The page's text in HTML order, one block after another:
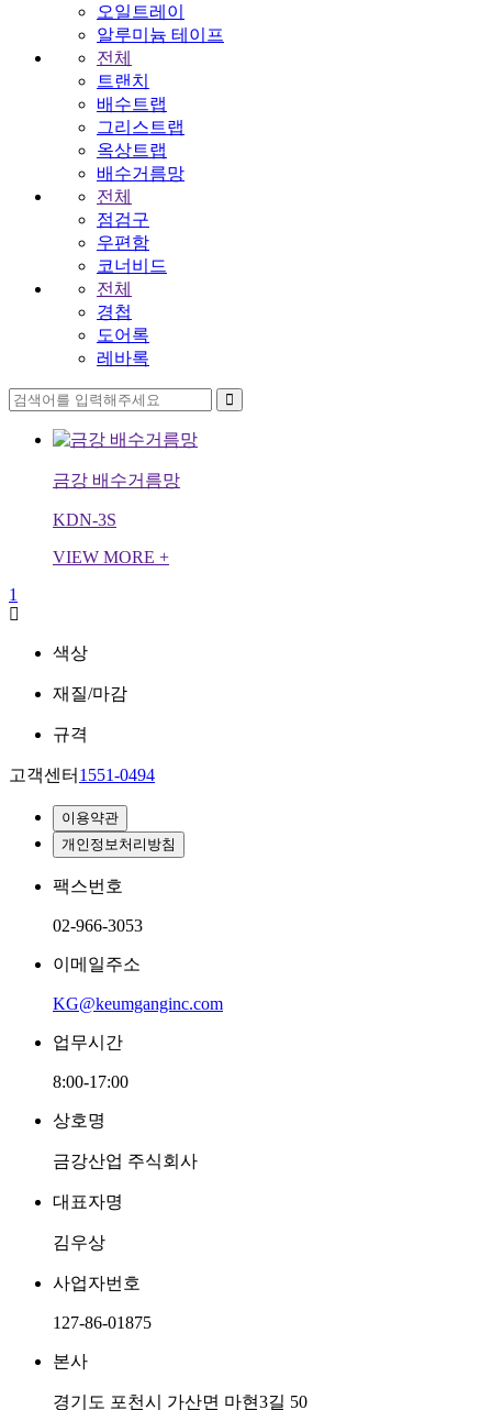
오일트레이
알루미늄 테이프
전체
트랜치
배수트랩
그리스트랩
옥상트랩
배수거름망
전체
점검구
우편함
코너비드
전체
경첩
도어록
레바록
금강 배수거름망
KDN-3S
VIEW MORE +
1
색상
재질/마감
규격
고객센터 1551-0494
이용약관
개인정보처리방침
팩스번호
02-966-3053
이메일주소
KG@keumganginc.com
업무시간
8:00-17:00
상호명
금강산업 주식회사
대표자명
김우상
사업자번호
127-86-01875
본사
경기도 포천시 가산면 마현3길 50